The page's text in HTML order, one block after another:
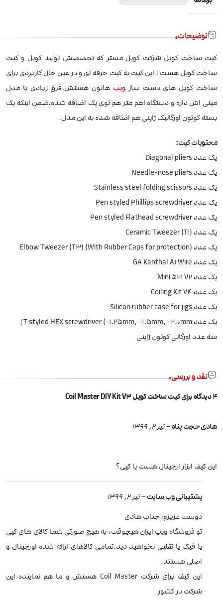
توضیحات
کیت ساخت کویل شرکت کویل مستر که تخصصش تولید کویل و کیت
ساخت کویل هست ! این کیت یه کیت حرفه ای و در عین حال کاربردی برای
ساخت کویل های دست ساز ویپ هاتون هستش.فرق زیادی با مدل
مینی اش داره و دستگاه اهم متر هم توی پک اضافه شده.ضمن اینکه یک
بسته کوتون اورگانیک ژاپنی هم اضافه شده به این مدل.
محتویات کیت:
یک عدد Diagonal pliers
یک عدد Needle-nose pliers
یک عدد Stainless steel folding scissors
یک عدد Pen styled Phillips screwdriver
یک عدد Pen styled Flathead screwdriver
یک عدد Ceramic Tweezer (T1)
یک عدد Elbow Tweezer (T3) (With Rubber Caps for protection)
یک عدد GA Kanthal A1 Wire
یک عدد Mini 521 V2
یک عدد Coiling Kit V4
یک عدد Silicon rubber case for jigs
یک عدد T styled HEX screwdriver (-1.25mm, -1.5mm, -2.0mm）
سه عدد اورگانی کوتون ژاپنی
نقد و بررسی
4 دیدگاه برای کیت ساخت کویل Coil Master DIY Kit V3
هادی حجت پناه–تیر 2, 1399
این کیف ابزار ارجینال هست یا کپی؟
پشتیبانی وب سایت– تیر 2, 1399
دوست عزیزم، جناب هادی
تو فروشگاه ویپ ایران هیچوقت، به هیج صورتی شما کالای های کپی
یا فیک یا تقلبی نخواهید دید.تمامی کالاهای ارائه شده اورجینال و
اصلی هستند.
این کیف برای شرکت Coil Master هستش و ما هم نماینده این
شرکت در کشور